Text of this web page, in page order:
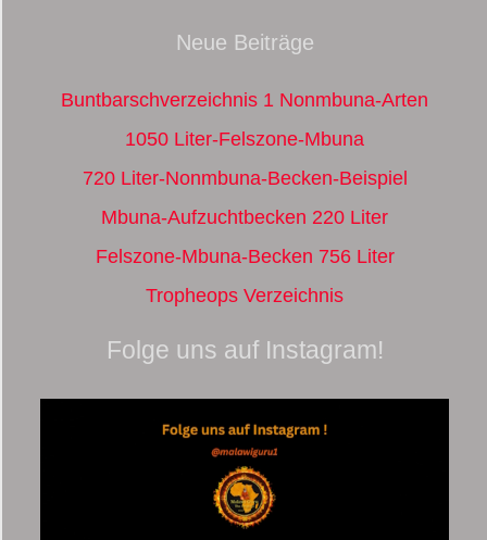
Neue Beiträge
Buntbarschverzeichnis 1 Nonmbuna-Arten
1050 Liter-Felszone-Mbuna
720 Liter-Nonmbuna-Becken-Beispiel
Mbuna-Aufzuchtbecken 220 Liter
Felszone-Mbuna-Becken 756 Liter
Tropheops Verzeichnis
Folge uns auf Instagram!